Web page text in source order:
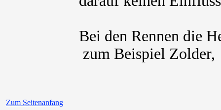
Bei den Rennen die
zum Beispiel
Zum Seitenanfang